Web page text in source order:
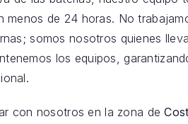
menos de 24 horas. No
somos nosotros quienes
los equipos,
con nosotros en la zona de